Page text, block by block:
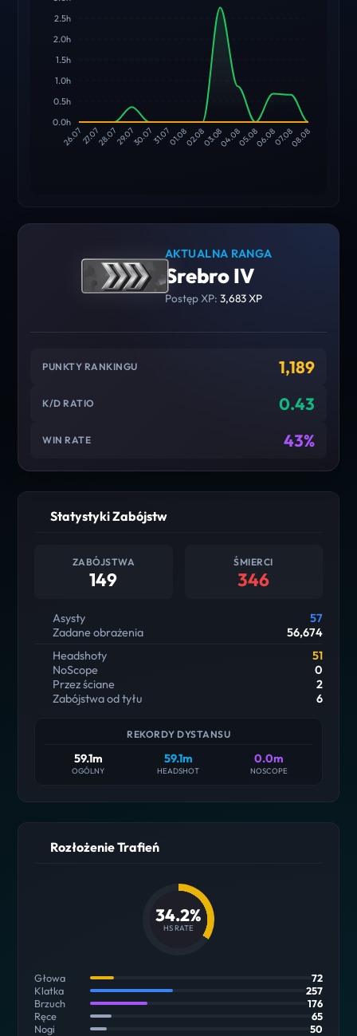
2.5h
2.0h
1.5h
1.0h
0.5h
0.0h
26.0727.0728.0729.0730.0731.0701.0802.0803.0804.0805.0806.0807.0808.08
AKTUALNA RANGA
Srebro IV
Postęp XP: 3,683 XP
PUNKTY RANKINGU 1,189
K/D RATIO 0.43
WIN RATE 43%
Statystyki Zabójstw
ZABÓJSTWA
149
ŚMIERCI
346
Asysty
57
Zadane obrażenia
56,674
Headshoty
51
NoScope
0
Przez ściane
2
Zabójstwa od tyłu
6
REKORDY DYSTANSU
59.1m
OGÓLNY
59.1m
HEADSHOT
0.0m
NOSCOPE
Rozłożenie Trafień
34.2%
HS RATE
Głowa
72
Klatka
257
Brzuch
176
Ręce
65
Nogi
50